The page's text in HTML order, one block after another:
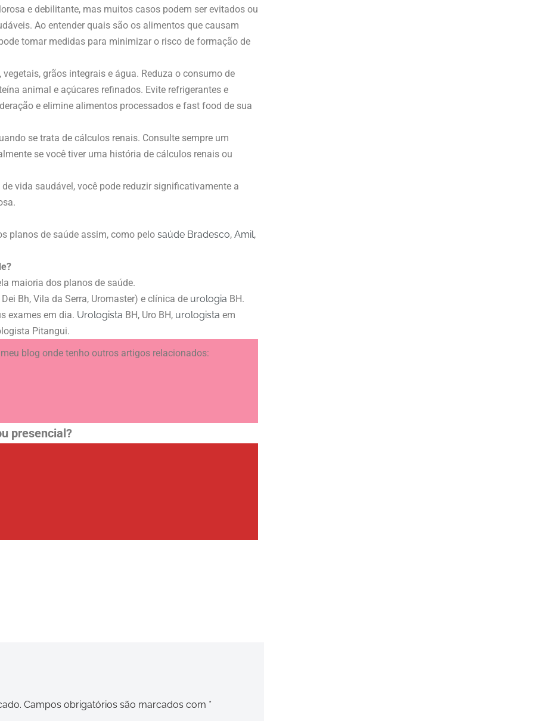
e debilitante, mas muitos casos podem ser evitados ou
Ao entender quais são os alimentos que causam
tomar medidas para minimizar o risco de formação de
grãos integrais e água. Reduza o consumo de
animal e açúcares refinados. Evite refrigerantes e
e elimine alimentos processados e fast food de sua
se trata de cálculos renais. Consulte sempre um
se você tiver uma história de cálculos renais ou
vida saudável, você pode reduzir significativamente a
planos de saúde assim, como pelo saúde Bradesco, Amil,
maioria dos planos de saúde.
Bh, Vila da Serra, Uromaster) e clínica de urologia BH.
exames em dia. Urologista BH, Uro BH, urologista em
Pitangui.
blog onde tenho outros artigos relacionados:
presencial?
Campos obrigatórios são marcados com *